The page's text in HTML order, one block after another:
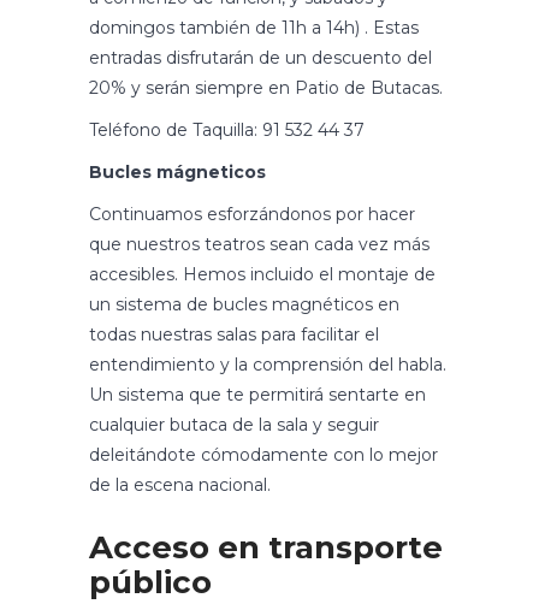
domingos también de 11h a 14h) . Estas
entradas disfrutarán de un descuento del
20% y serán siempre en Patio de Butacas.
Teléfono de Taquilla: 91 532 44 37
Bucles mágneticos
Continuamos esforzándonos por hacer
que nuestros teatros sean cada vez más
accesibles. Hemos incluido el montaje de
un sistema de bucles magnéticos en
todas nuestras salas para facilitar el
entendimiento y la comprensión del habla.
Un sistema que te permitirá sentarte en
cualquier butaca de la sala y seguir
deleitándote cómodamente con lo mejor
de la escena nacional.
Acceso en transporte
público